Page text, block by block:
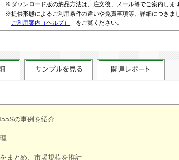
※ダウンロード版の納品方法は、注文後、メール等でご案内します
※提供形態によるご利用条件の違いや免責事項等、詳細につきまし
「 ご利用案内（ヘルプ） 」をご覧ください。
の事例を紹介
まとめ、市場規模を推計